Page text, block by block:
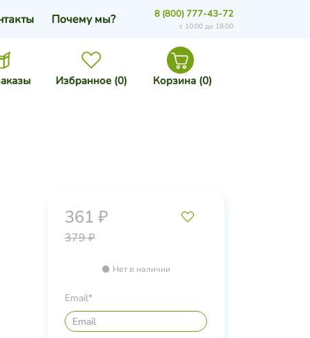
Избранное (0) Корзина (0)
Почему мы? 8 (800) 777-43-72
с 10:00 до 18:00
361 ₽
379 ₽
Нет в наличии
Email*